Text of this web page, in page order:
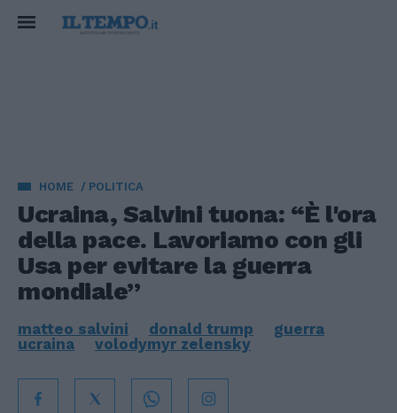
HOME POLITICA
Ucraina, Salvini tuona: “È l'ora
della pace. Lavoriamo con gli
Usa per evitare la guerra
mondiale”
matteo salvini donald trump
guerra
ucraina
volodymyr zelensky